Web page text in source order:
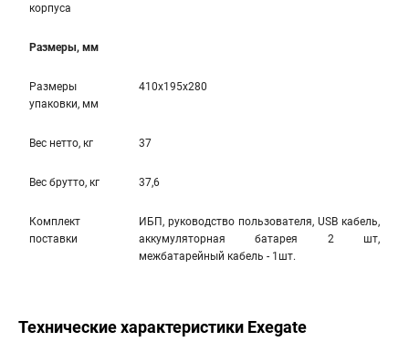
корпуса
Размеры, мм
Размеры
упаковки, мм
410x195x280
Вес нетто, кг 37
Вес брутто, кг 37,6
Комплект
поставки
ИБП, руководство пользователя, USB кабель,
аккумуляторная батарея 2 шт,
межбатарейный кабель - 1шт.
Технические характеристики Exegate